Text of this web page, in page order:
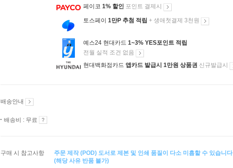
페이코 1% 할인 포인트 결제시
토스페이 1만P 추첨 적립 + 생애첫결제 3천원
예스24 현대카드 1~3% YES포인트 적립
전월 실적 조건 없음
현대백화점카드 앱카드 발급시 1만원 상품권 신규발급시
배송안내
배송비 : 무료
구매 시 참고사항
주문 제작 (POD) 도서로 제본 및 인쇄 품질이 다소 미흡할 수 있습니다
(해당 사유 반품 불가)